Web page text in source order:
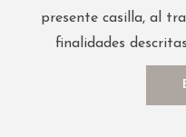
presente casilla, al
finalidades